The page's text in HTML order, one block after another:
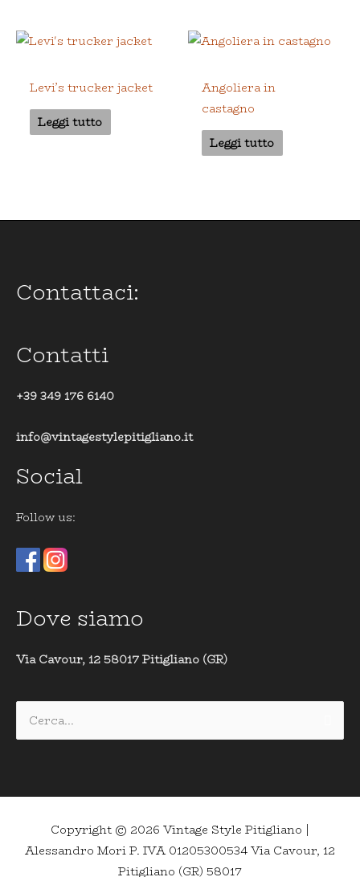
Levi’s trucker jacket
Leggi tutto
Angoliera in
castagno
Leggi tutto
Contattaci:
Contatti
+39 349 176 6140
info@vintagestylepitigliano.it
Social
Follow us:
Dove siamo
Via Cavour, 12 58017 Pitigliano (GR)
Cerca:
Copyright © 2026 Vintage Style Pitigliano |
Alessandro Mori P. IVA 01205300534 Via Cavour, 12
Pitigliano (GR) 58017